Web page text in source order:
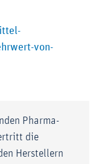
von-
Pharma-
die
Herstellern